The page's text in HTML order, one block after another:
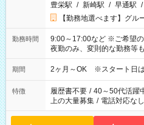
豊栄駅 / 新崎駅 / 早通駅 /
【勤務地選べます】グル
勤務時間
9:00～17:00など ※ご希望の時間帯をご相談ください。 ※日勤、
夜勤のみ、変則的な勤務等
期間 2ヶ月～OK ※スタート日は
特徴 履歴書不要 / 40～50代活躍
上の大量募集 / 電話対応なし